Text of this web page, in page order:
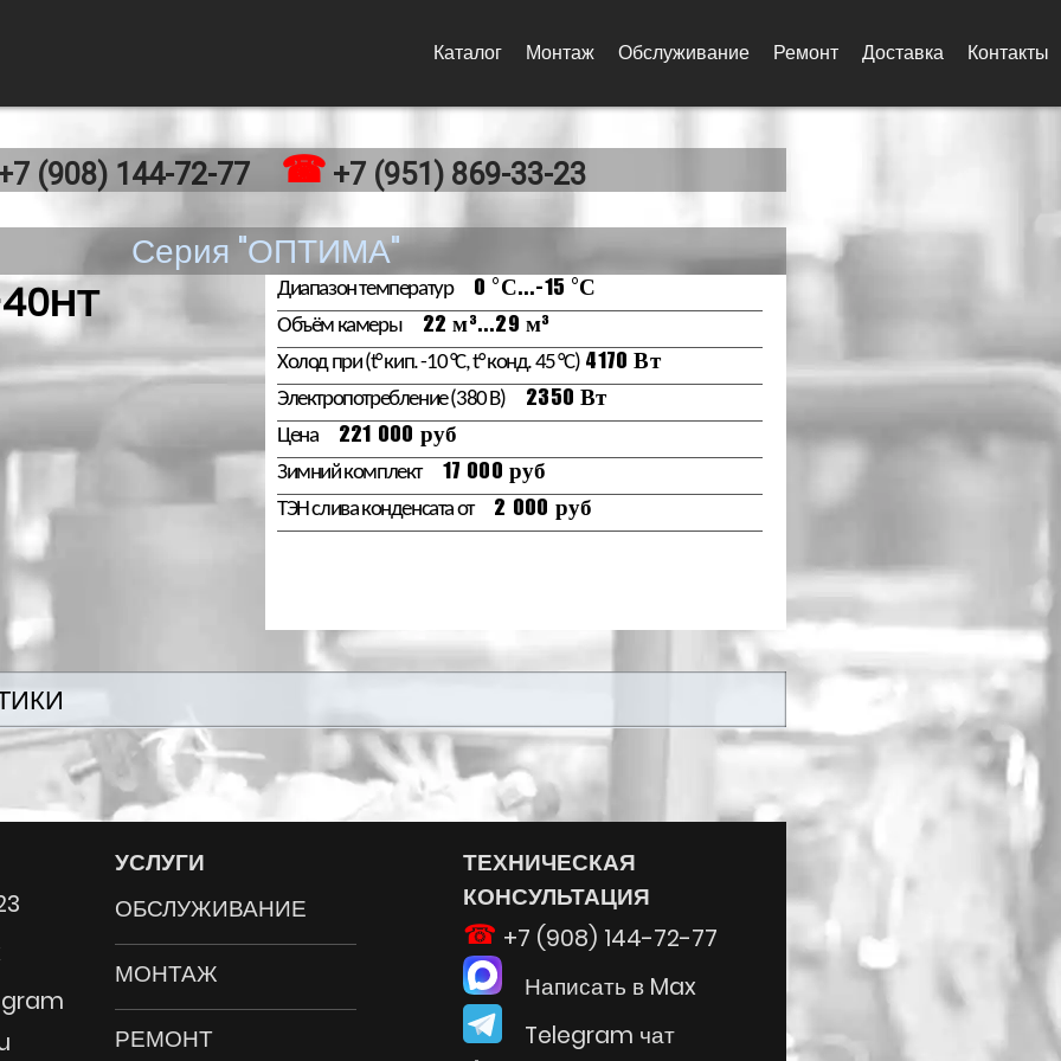
Каталог Монтаж Обслуживание Ремонт Доставка Контакты
(908) 144-72-77 +7 (951) 869-33-23
Серия "ОПТИМА"
Диапазон температур 0 °С...-15 °С
Объём камеры 22 м³...29 м³
Холод при (t° кип. -10 °С, t° конд. 45 °С)4170 Вт
Электропотребление (380 В) 2350 Вт
Цена 221 000 руб
Зимний комплект 17 000 руб
ТЭН слива конденсата от 2 000 руб
УСЛУГИ
ОБСЛУЖИВАНИЕ
МОНТАЖ
РЕМОНТ
ТЕХНИЧЕСКАЯ
КОНСУЛЬТАЦИЯ
+7 (908) 144-72-77
Написать в Max
Telegram чат